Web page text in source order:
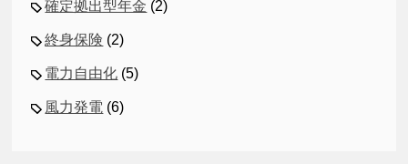
確定拠出型年金 (2)
終身保険 (2)
電力自由化 (5)
風力発電 (6)